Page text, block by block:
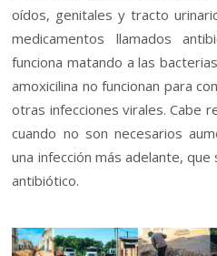
oídos, genitales y tracto
medicamentos llamados
funciona matando a las
amoxicilina no funcionan para
otras infecciones virales. Cabe
cuando no son necesarios
una infección más adelante,
antibiótico.